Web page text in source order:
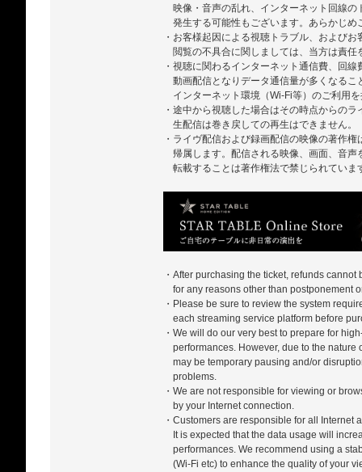
映像・音声の乱れ、インターネット回線
発生する可能性もございます。あらかじめ
・お客様起因による視聴トラブル、および
閲覧の不具合に関しましては、当方は責任
・視聴に関わるインターネット通信費、回
動画配信となりデータ通信量が多くなるこ
インターネット環境（Wi-Fi等）のご利用
・途中から視聴した場合はその時点からのラ
生配信は巻き戻しての再生はできません。
・ライヴ配信および録画配信の映像の著作
帰属します。配信される映像、画面、音
転載することは著作権法で禁じられていま
・After purchasing the ticket, refunds cannot
for any reasons other than postponement
・Please be sure to review the system
each streaming service platform before
・We will do our very best to prepare for
performances. However, due to the nature
may be temporary pausing and/or
problems.
・We are not responsible for viewing or
by your Internet connection.
・Customers are responsible for all Internet
It is expected that the data usage will
performances. We recommend using a
(Wi-Fi etc) to enhance the quality of your